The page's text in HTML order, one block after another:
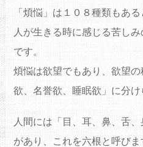
「煩悩」は１０８種類もある
人が生きる時に感じる苦し
です。
煩悩は欲望でもあり、欲望
欲、名誉欲、睡眠欲」に分け
人間には「目、耳、鼻、舌
があり、これを六根と呼びま